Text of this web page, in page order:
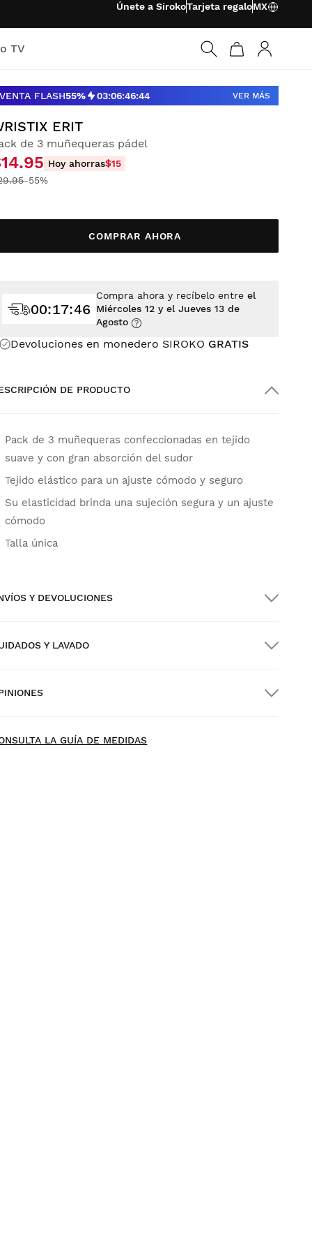
Únete a SirokoTarjeta regaloMX
TV
VENTA FLASH55% 03:06:46:43 VER MÁS
ERIT
de 3 muñequeras pádel
Hoy ahorras$15
-55%
COMPRAR AHORA
Devoluciones en monedero SIROKO GRATIS
00:17:44
Compra ahora y recíbelo entreel
Miércoles 12 y el Jueves 13 de
Agosto
DE PRODUCTO
Pack de 3 muñequeras confeccionadas en tejido
suave y con gran absorción del sudor
Tejido elástico para un ajuste cómodo y seguro
Su elasticidad brinda una sujeción segura y un ajuste
cómodo
Talla única
Y DEVOLUCIONES
a domicilio desde $300.00
Y LAVADO
LA GUÍA DE MEDIDAS